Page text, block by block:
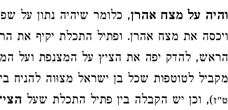
והיה על מצח אהרן, כלומר שיהיה נתון על
ויכסה את מצח אהרן. ופתיל התכלת יקיף את
הראש, להדק יפה את הציץ על המצנפת ועל
מקביל לטוטפות שכל בן ישראל מצוּוה להניח בין
ט"ז), וכן יש הקבלה בין פתיל התכלת שעל